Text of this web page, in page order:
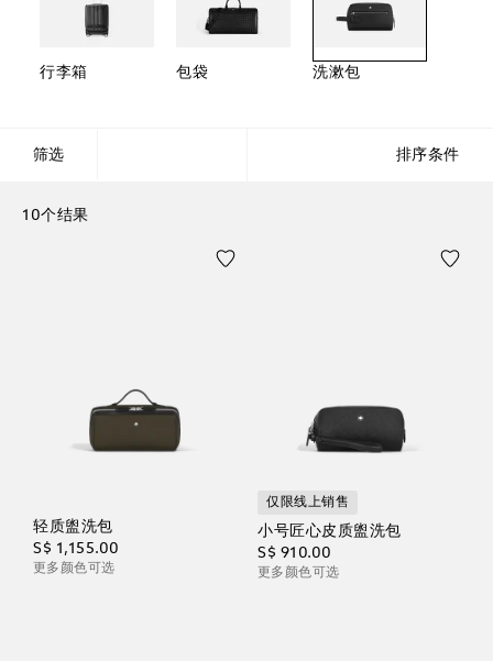
行李箱 包袋 洗漱包
筛选 排序条件
10个结果
轻质盥洗包
S$ 1,155.00
更多颜色可选
仅限线上销售
小号匠心皮质盥洗包
S$ 910.00
更多颜色可选